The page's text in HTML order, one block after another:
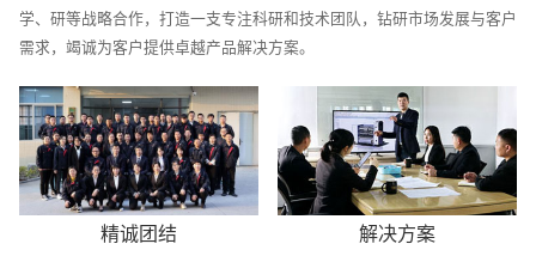
学、研等战略合作，打造一支专注科研和技术团队，钻研市场发展与客户
需求，竭诚为客户提供卓越产品解决方案。
精诚团结 解决方案